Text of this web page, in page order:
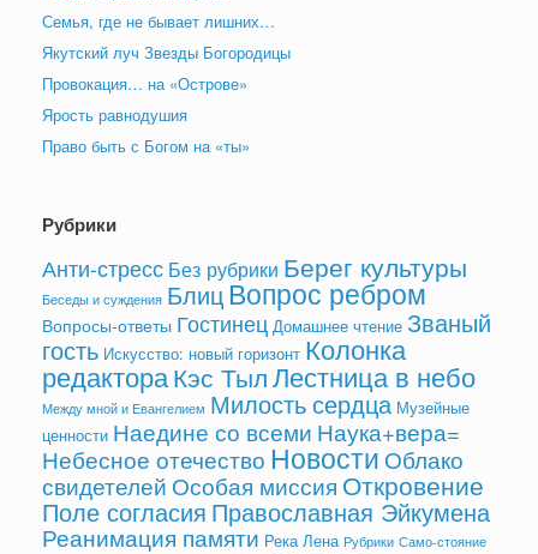
Семья, где не бывает лишних…
Якутский луч Звезды Богородицы
Провокация… на «Острове»
Ярость равнодушия
Право быть с Богом на «ты»
Рубрики
Анти-стресс Без рубрики Берег культуры
Беседы и суждения БлицВопрос ребром
Вопросы-ответы Гостинец Домашнее чтение Званый
гость Искусство: новый горизонт Колонка
редактораКэс ТылЛестница в небо
Между мной и Евангелием Милость сердца Музейные
ценности Наедине со всеми Наука+вера=
Небесное отечество Новости Облако
свидетелей Особая миссия Откровение
Поле согласия Православная Эйкумена
Реанимация памяти Река Лена Рубрики Само-стояние